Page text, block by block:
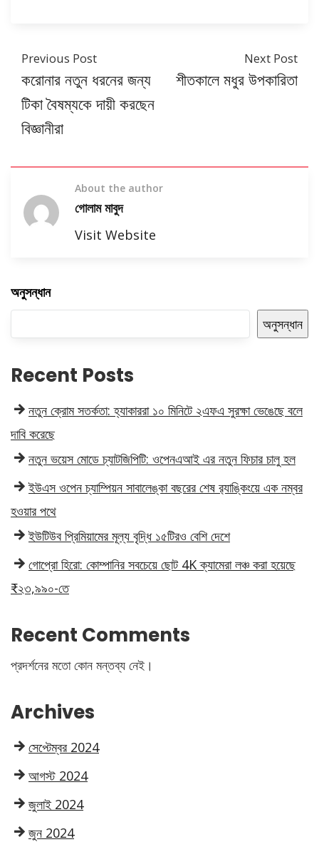
Previous Post
করোনার নতুন ধরনের জন্য
টিকা বৈষম্যকে দায়ী করছেন
বিজ্ঞানীরা
Next Post
শীতকালে মধুর উপকারিতা
About the author
গোলাম মাবুদ
Visit Website
অনুসন্ধান
অনুসন্ধান
Recent Posts
নতুন ক্রোম সতর্কতা: হ্যাকাররা ১০ মিনিটে ২এফএ সুরক্ষা ভেঙেছে বলে
দাবি করেছে
নতুন ভয়েস মোডে চ্যাটজিপিটি: ওপেনএআই এর নতুন ফিচার চালু হল
ইউএস ওপেন চ্যাম্পিয়ন সাবালেঙ্কা বছরের শেষ র‍্যাঙ্কিংয়ে এক নম্বর
হওয়ার পথে
ইউটিউব প্রিমিয়ামের মূল্য বৃদ্ধি ১৫টিরও বেশি দেশে
গোপ্রো হিরো: কোম্পানির সবচেয়ে ছোট 4K ক্যামেরা লঞ্চ করা হয়েছে
₹২৩,৯৯০-তে
Recent Comments
প্রদর্শনের মতো কোন মন্তব্য নেই।
Archives
সেপ্টেম্বর 2024
আগস্ট 2024
জুলাই 2024
জুন 2024